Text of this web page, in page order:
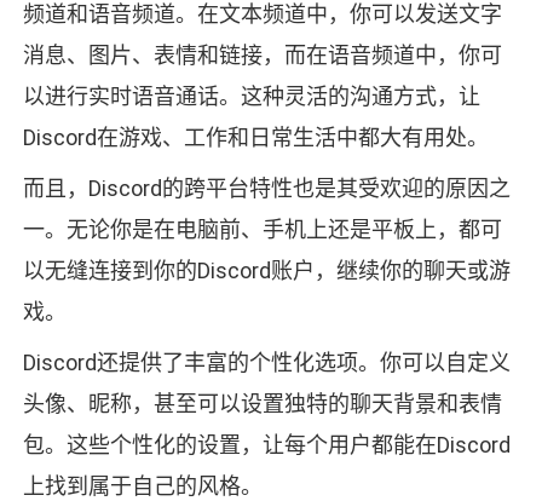
频道和语音频道。在文本频道中，你可以发送文字
消息、图片、表情和链接，而在语音频道中，你可
以进行实时语音通话。这种灵活的沟通方式，让
Discord在游戏、工作和日常生活中都大有用处。
而且，Discord的跨平台特性也是其受欢迎的原因之
一。无论你是在电脑前、手机上还是平板上，都可
以无缝连接到你的Discord账户，继续你的聊天或游
戏。
Discord还提供了丰富的个性化选项。你可以自定义
头像、昵称，甚至可以设置独特的聊天背景和表情
包。这些个性化的设置，让每个用户都能在Discord
上找到属于自己的风格。